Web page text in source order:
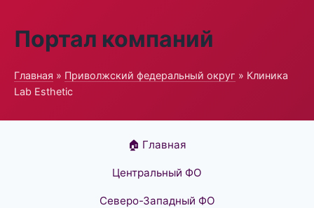
Портал компаний
Главная » Приволжский федеральный округ » Клиника
Lab Esthetic
🏠 Главная
Центральный ФО
Северо-Западный ФО